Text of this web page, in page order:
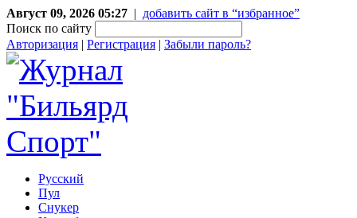
Август 09, 2026 05:27 | добавить сайт в “избранное”
Поиск по сайту
Авторизация | Регистрация | Забыли пароль?
Русский
Пул
Снукер